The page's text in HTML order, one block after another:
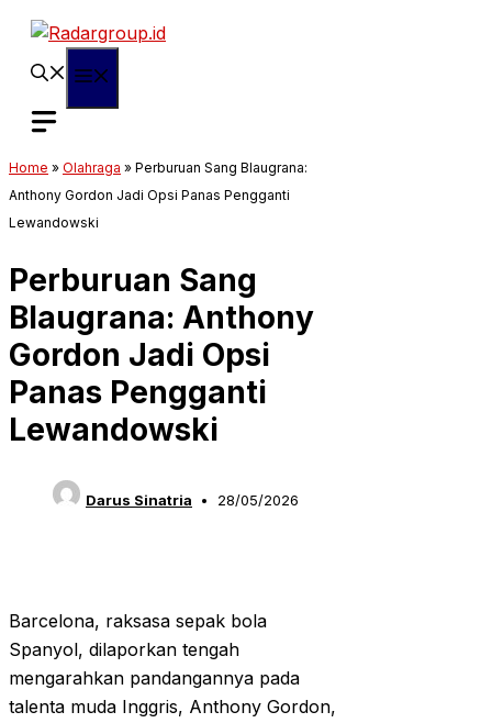
Langsung
Home » Olahraga » Perburuan Sang Blaugrana:
Anthony Gordon Jadi Opsi Panas Pengganti
Lewandowski
Perburuan Sang
Blaugrana: Anthony
Gordon Jadi Opsi
Panas Pengganti
Lewandowski
Darus Sinatria 28/05/2026
Barcelona, raksasa sepak bola
Spanyol, dilaporkan tengah
mengarahkan pandangannya pada
talenta muda Inggris, Anthony Gordon,